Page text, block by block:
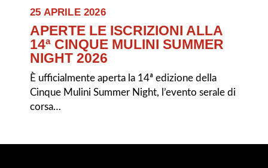
25 APRILE 2026
APERTE LE ISCRIZIONI ALLA
14ª CINQUE MULINI SUMMER
NIGHT 2026
È ufficialmente aperta la 14ª edizione della
Cinque Mulini Summer Night, l’evento serale di
corsa…